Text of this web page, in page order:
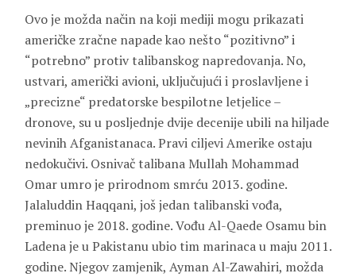
Ovo je možda način na koji mediji mogu prikazati
američke zračne napade kao nešto “pozitivno” i
“potrebno” protiv talibanskog napredovanja. No,
ustvari, američki avioni, uključujući i proslavljene i
„precizne“ predatorske bespilotne letjelice –
dronove, su u posljednje dvije decenije ubili na hiljade
nevinih Afganistanaca. Pravi ciljevi Amerike ostaju
nedokučivi. Osnivač talibana Mullah Mohammad
Omar umro je prirodnom smrću 2013. godine.
Jalaluddin Haqqani, još jedan talibanski vođa,
preminuo je 2018. godine. Vođu Al-Qaede Osamu bin
Ladena je u Pakistanu ubio tim marinaca u maju 2011.
godine. Njegov zamjenik, Ayman Al-Zawahiri, možda